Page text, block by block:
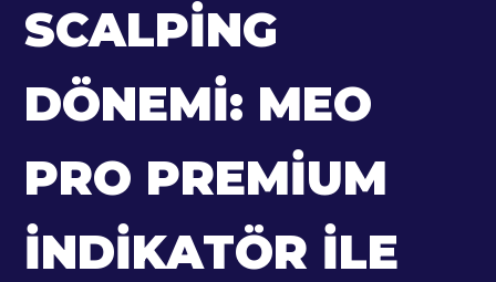
SCALPING
DÖNEMI: MEO
PRO PREMIUM
İNDIKATÖR ILE